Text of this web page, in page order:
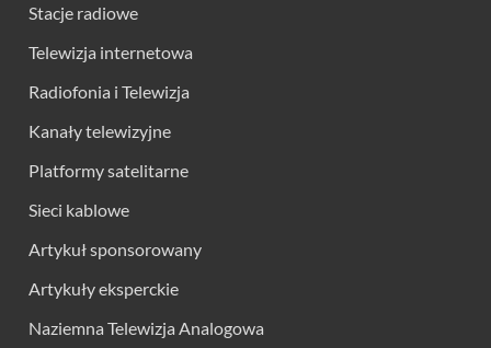
Stacje radiowe
Telewizja internetowa
Radiofonia i Telewizja
Kanały telewizyjne
Platformy satelitarne
Sieci kablowe
Artykuł sponsorowany
Artykuły eksperckie
Naziemna Telewizja Analogowa